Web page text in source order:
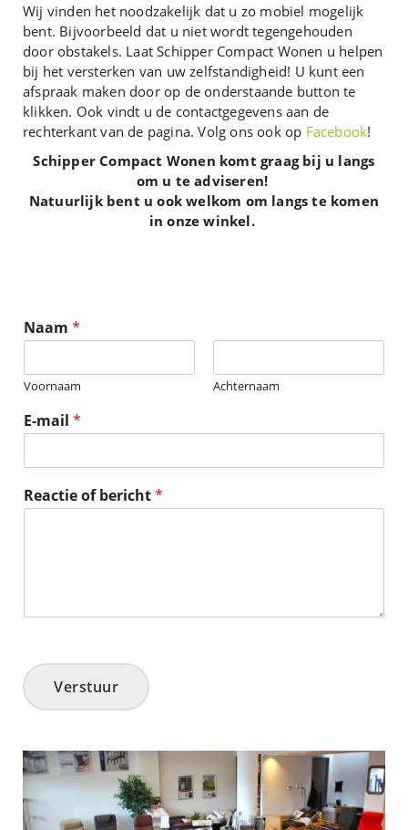
Wij vinden het noodzakelijk dat u zo mobiel mogelijk
bent. Bijvoorbeeld dat u niet wordt tegengehouden
door obstakels. Laat Schipper Compact Wonen u helpen
bij het versterken van uw zelfstandigheid! U kunt een
afspraak maken door op de onderstaande button te
klikken. Ook vindt u de contactgegevens aan de
rechterkant van de pagina. Volg ons ook op Facebook!
Schipper Compact Wonen komt graag bij u langs
om u te adviseren!
Natuurlijk bent u ook welkom om langs te komen
in onze winkel.
Naam *
Voornaam Achternaam
E-mail *
Reactie of bericht*
Verstuur